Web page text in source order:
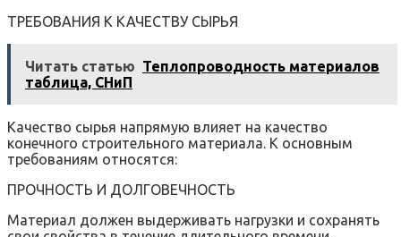
ТРЕБОВАНИЯ К КАЧЕСТВУ СЫРЬЯ
Читать статью Теплопроводность материалов
таблица, СНиП
Качество сырья напрямую влияет на качество
конечного строительного материала. К основным
требованиям относятся:
ПРОЧНОСТЬ И ДОЛГОВЕЧНОСТЬ
Материал должен выдерживать нагрузки и сохранять